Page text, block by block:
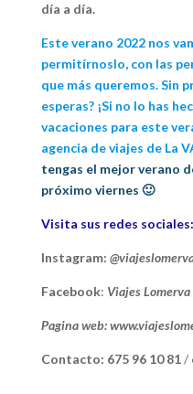
día a día.
Este verano 2022 nos
permitírnoslo, con las
que más queremos. Sin
esperas? ¡Si no lo has
vacaciones para este
agencia de viajes de La
tengas el mejor verano
próximo viernes 🙂
Visita sus redes sociales:
Instagram:
Facebook: Viajes Lomerva
Pagina web:
Contacto: 675 96 10 81/